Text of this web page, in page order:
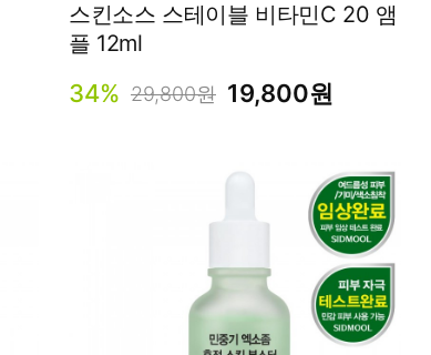
스킨소스 스테이블 비타민C 20 앰
플 12ml
34% 29,800원 19,800원